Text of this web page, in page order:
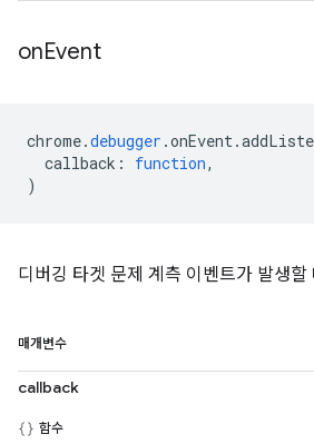
onEvent
chrome.debugger .onEvent.
callback : function,
)
디버깅 타겟 문제 계측 이벤트가 발생할
매개변수
callback
함수